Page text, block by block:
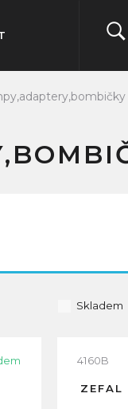
Skladem
4160B
ZEFAL